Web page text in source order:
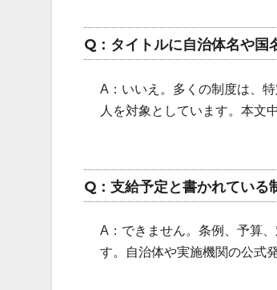
Q：タイトルに自治体名や国
A：いいえ。多くの制度は、
人を対象としています。本文
Q：支給予定と書かれている
A：できません。条例、予算
す。自治体や実施機関の公式